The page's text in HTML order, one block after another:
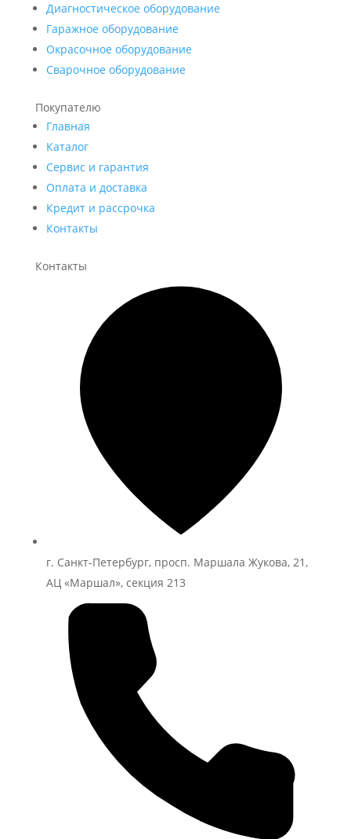
Диагностическое оборудование
Гаражное оборудование
Окрасочное оборудование
Сварочное оборудование
Покупателю
Главная
Каталог
Сервис и гарантия
Оплата и доставка
Кредит и рассрочка
Контакты
Контакты
г. Санкт-Петербург, просп. Маршала Жукова, 21,
АЦ «Маршал», секция 213